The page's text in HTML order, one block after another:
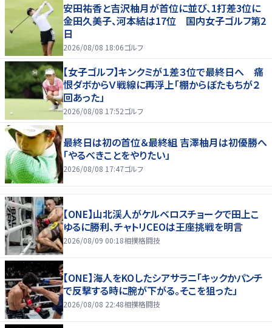
安田祐香と吉沢柚月が首位に並び、1打差3位に
金田久美子、河本結は17位 国内女子ゴルフ第2
日
2026/08/08 18:06ゴルフ
【女子ゴルフ】キンクミが１差３位で最終日へ 痛
恨ダボからＶ戦線に再浮上「棚からぼたもちが２
回あった」
2026/08/08 17:52ゴルフ
最終日は初の首位＆最終組 吉澤柚月は初優勝へ
「やるべきことをやりたい」
2026/08/08 17:47ゴルフ
【ONE】山北渓人がケルベロスチョークで田上こ
ゆるに勝利、チャトリCEOは王座挑戦を明言
2026/08/09 00:18相撲格闘技
【ONE】海人をKOしたシアサラニ「キックかパンチ
で反撃する時に腕が下がる。そこを狙った」
2026/08/08 22:48相撲格闘技